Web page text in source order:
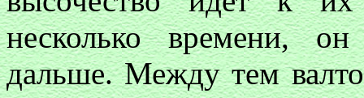
несколько времени,
дальше. Между тем